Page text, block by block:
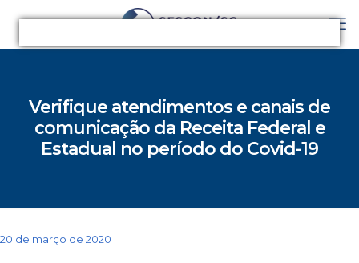
Verifique atendimentos e canais de
comunicação da Receita Federal e
Estadual no período do Covid-19
20 de março de 2020